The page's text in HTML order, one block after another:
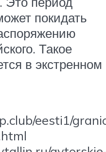
покидать
Такое
в экстренном
eesti1/